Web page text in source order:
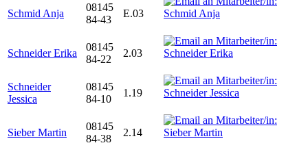
Schmid Anja
08145
84-43
E.03
Schneider Erika
08145
84-22
2.03
Schneider
Jessica
08145
84-10
1.19
Sieber Martin
08145
84-38
2.14